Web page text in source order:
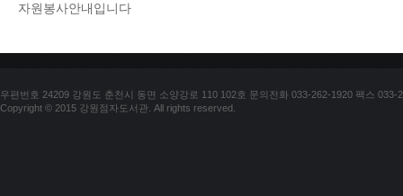
자원봉사안내입니다
우편번호 24209 강원도 춘천시 동면 소양강로 110 102호 문의전화 033-262-1920 팩스 033-
Copyright © 2015 강원점자도서관. All rights reserved.